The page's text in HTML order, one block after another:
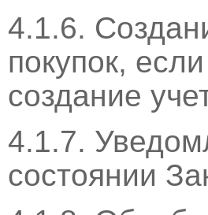
4.1.6.
покупок,
создание
4.1.7.
состоянии